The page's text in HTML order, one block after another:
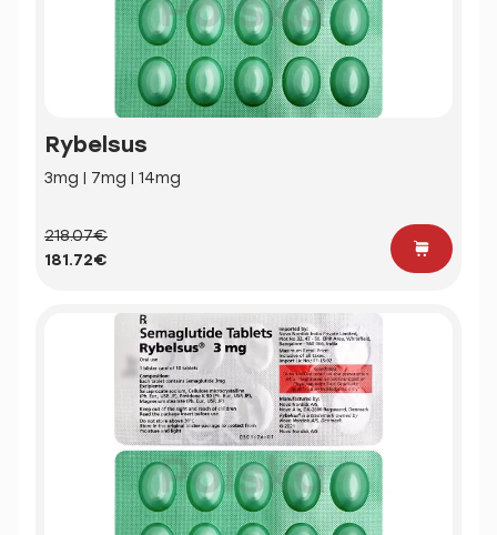
Rybelsus
3mg | 7mg | 14mg
218.07€
181.72€